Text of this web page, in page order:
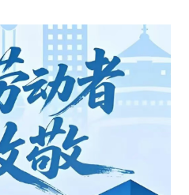
信息仅用于与您取得联系，
的合作计划。
的《隐私政策》。